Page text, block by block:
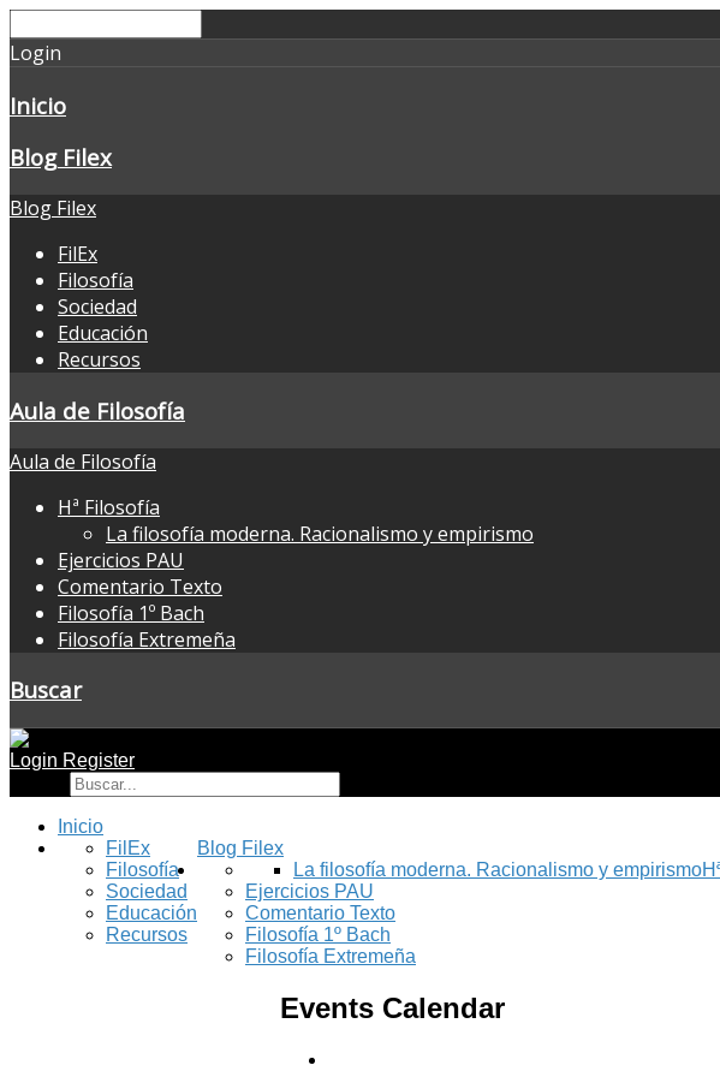
Login
Inicio
Blog Filex
Blog Filex
FilEx
Filosofía
Sociedad
Educación
Recursos
Aula de Filosofía
Aula de Filosofía
Hª Filosofía
La filosofía moderna. Racionalismo y empirismo
Ejercicios PAU
Comentario Texto
Filosofía 1º Bach
Filosofía Extremeña
Buscar
Login Register
Inicio
Blog Filex
FilEx
Filosofía
Sociedad
Educación
Recursos
La filosofía moderna. Racionalismo y empirismo
Ejercicios PAU
Comentario Texto
Filosofía 1º Bach
Filosofía Extremeña
Events Calendar